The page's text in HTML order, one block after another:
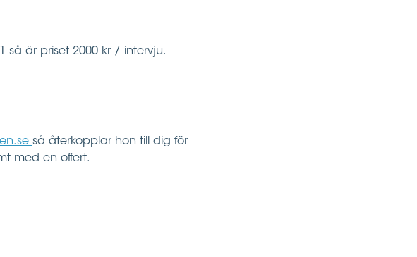
så är priset 2000 kr / intervju.
så återkopplar hon till dig för
med en offert.